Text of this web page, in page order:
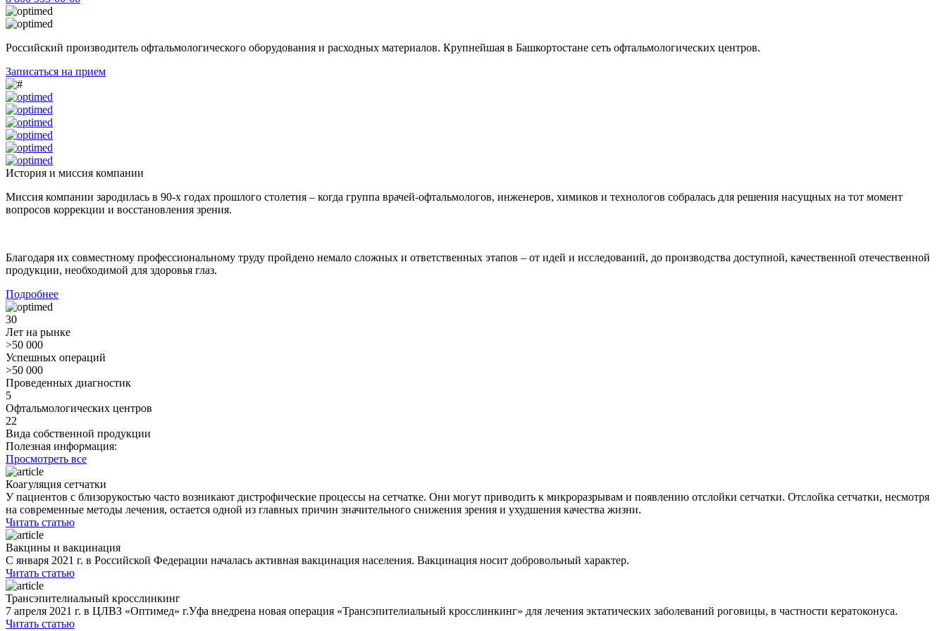
Российский производитель офтальмологического оборудования и расходных материалов. Крупнейшая в Башкортостане сеть офтальмологических центров.
Записаться на прием
История и миссия компании
Миссия компании зародилась в 90-х годах прошлого столетия – когда группа врачей-офтальмологов, инженеров, химиков и технологов собралась для решения насущных на тот момент
вопросов коррекции и восстановления зрения.
Благодаря их совместному профессиональному труду пройдено немало сложных и ответственных этапов – от идей и исследований, до производства доступной, качественной отечественной
продукции, необходимой для здоровья глаз.
Подробнее
30
Лет на рынке
>50 000
Успешных операций
>50 000
Проведенных диагностик
5
Офтальмологических центров
22
Вида собственной продукции
Полезная информация:
Просмотреть все
Коагуляция сетчатки
У пациентов с близорукостью часто возникают дистрофические процессы на сетчатке. Они могут приводить к микроразрывам и появлению отслойки сетчатки. Отслойка сетчатки, несмотря
на современные методы лечения, остается одной из главных причин значительного снижения зрения и ухудшения качества жизни.
Читать статью
Вакцины и вакцинация
С января 2021 г. в Российской Федерации началась активная вакцинация населения. Вакцинация носит добровольный характер.
Читать статью
Трансэпителиальный кросслинкинг
7 апреля 2021 г. в ЦЛВЗ «Оптимед» г.Уфа внедрена новая операция «Трансэпителиальный кросслинкинг» для лечения эктатических заболеваний роговицы, в частности кератоконуса.
Читать статью